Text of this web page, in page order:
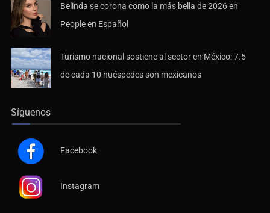
Belinda se corona como la más bella de 2026 en
People en Español
Turismo nacional sostiene al sector en México: 7.5
de cada 10 huéspedes son mexicanos
Síguenos
Facebook
Instagram